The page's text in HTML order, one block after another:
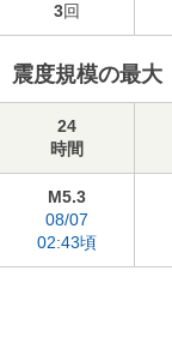
3回
震度規模の最大
24
時間
M5.3
08/07
02:43頃